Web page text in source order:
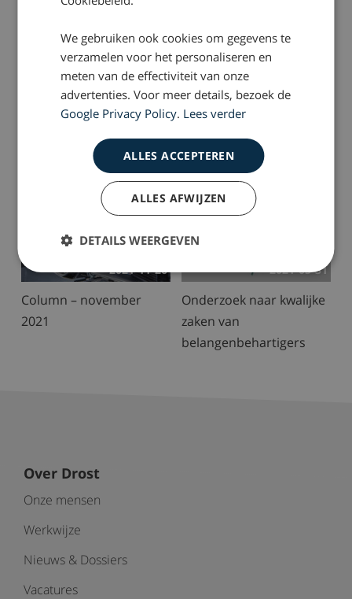
Slachtoffers van
kinderen, plastisch
chirurgen willen
maatregelen
2021-11-26
Column – november
2021
2021-05-31
Onderzoek naar kwalijke
zaken van
belangenbehartigers
Over Drost
Onze mensen
Werkwijze
Nieuws & Dossiers
Vacatures
We gebruiken ook cookies om gegevens te
verzamelen voor het personaliseren en
meten van de effectiviteit van onze
advertenties. Voor meer details, bezoek de
Google Privacy Policy. Lees verder
ALLES ACCEPTEREN
ALLES AFWIJZEN
DETAILS WEERGEVEN